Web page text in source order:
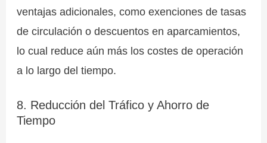
ventajas adicionales, como exenciones de tasas
de circulación o descuentos en aparcamientos,
lo cual reduce aún más los costes de operación
a lo largo del tiempo.
8. Reducción del Tráfico y Ahorro de
Tiempo